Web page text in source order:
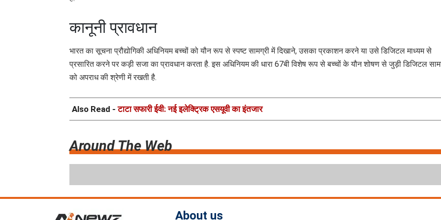
है.
कानूनी प्रावधान
भारत का सूचना प्रौद्योगिकी अधिनियम बच्चों को यौन रूप से स्पष्ट सामग्री में दिखाने, उसका प्रकाशन करने या उसे डिजिटल माध्यम से
प्रसारित करने पर कड़ी सजा का प्रावधान करता है. इस अधिनियम की धारा 67बी विशेष रूप से बच्चों के यौन शोषण से जुड़ी डिजिटल
को अपराध की श्रेणी में रखती है.
Also Read - टाटा सफारी ईवी: नई इलेक्ट्रिक एसयूवी का इंतजार
Around The Web